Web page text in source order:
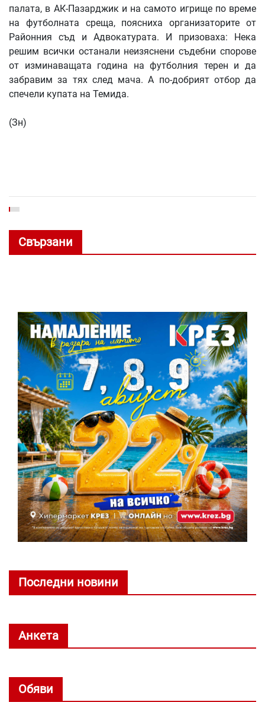
палата, в АК-Пазарджик и на самото игрище по време
на футболната среща, поясниха организаторите от
Районния съд и Адвокатурата. И призоваха: Нека
решим всички останали неизяснени съдебни спорове
от изминаващата година на футболния терен и да
забравим за тях след мача. А по-добрият отбор да
спечели купата на Темида.
(Зн)
Свързани
Последни новини
Анкета
Обяви